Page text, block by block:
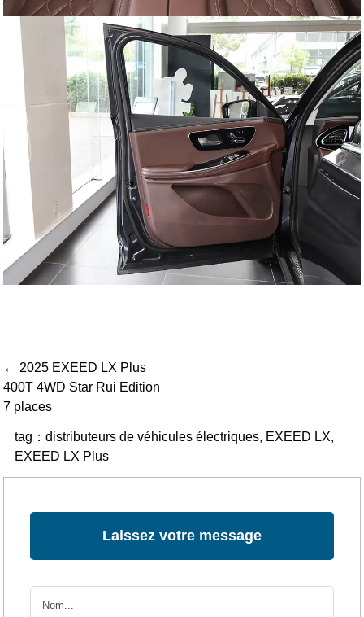
← 2025 EXEED LX Plus
400T 4WD Star Rui Edition
7 places
tag： distributeurs de véhicules électriques, EXEED LX,
EXEED LX Plus
Laissez votre message